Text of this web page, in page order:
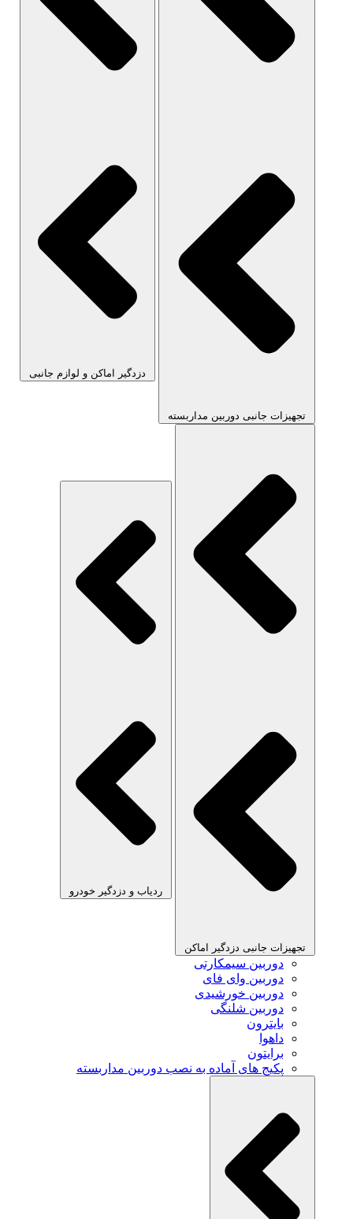
تجهیزات جانبی دوربین مداربسته
دزدگیر اماکن و لوازم جانبی
تجهیزات جانبی دزدگیر اماکن
ردیاب و دزدگیر خودرو
دوربین سیمکارتی
دوربین وای فای
دوربین خورشیدی
دوربین شلنگی
بایترون
داهوا
برایتون
پکیج های آماده به نصب دوربین مداربسته